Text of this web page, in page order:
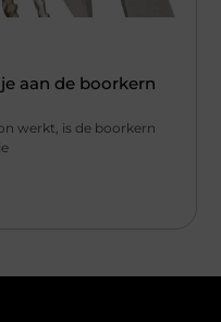
aan de boorkern
werkt, is de boorkern